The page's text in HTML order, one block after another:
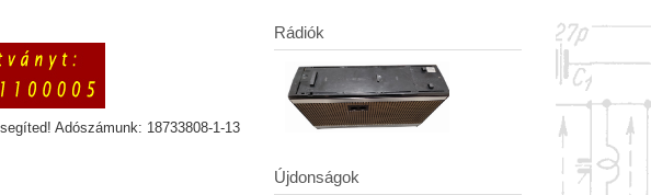
Adószámunk: 18733808-1-13
Rádiók
Újdonságok